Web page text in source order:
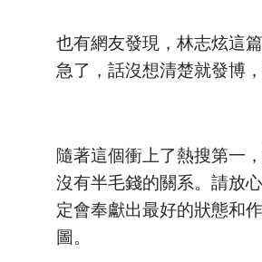
也有網友發現，林志炫這
急了，話沒想清楚就發博
隨著這個衝上了熱搜第一
沒有半毛錢的關系。請放
定會奉獻出最好的狀態和
圖。